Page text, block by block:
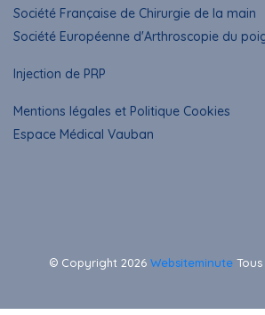
Société Française de Chirurgie de la main
Société Européenne d'Arthroscopie du
Injection de PRP
Mentions légales et Politique Cookies
Espace Médical Vauban
© Copyright 2026 Websiteminute